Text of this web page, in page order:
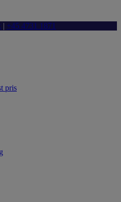
| +45 4731 1871
pris